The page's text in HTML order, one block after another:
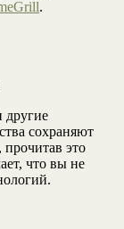
.
другие
сохраняют
прочитав это
что вы не